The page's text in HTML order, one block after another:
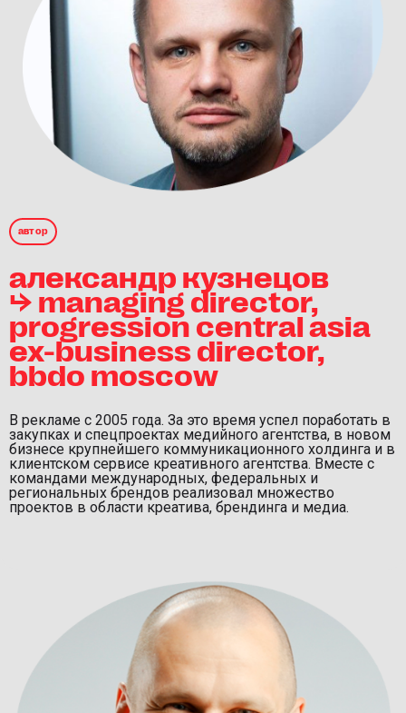
автор
александр кузнецов
⮡ managing director,
progression central asia
ex-business director,
bbdo moscow
В рекламе с 2005 года. За это время успел поработать в
закупках и спецпроектах медийного агентства, в новом
бизнесе крупнейшего коммуникационного холдинга и в
клиентском сервисе креативного агентства. Вместе с
командами международных, федеральных и
региональных брендов реализовал множество
проектов в области креатива, брендинга и медиа.